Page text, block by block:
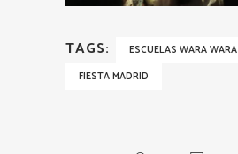
TAGS:
ESCUELAS WARA WARA
FIESTA MADRID